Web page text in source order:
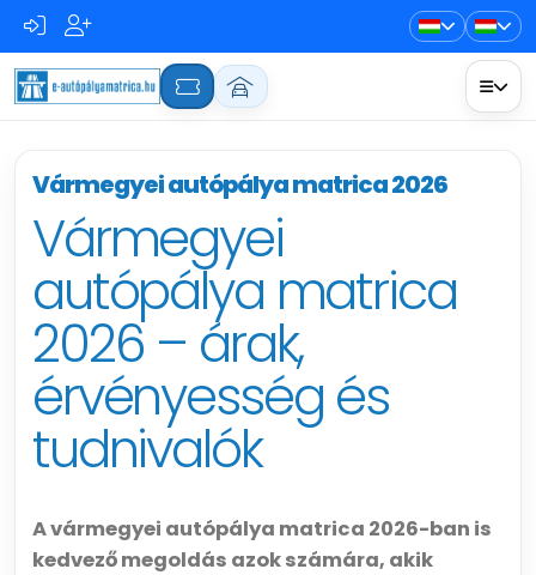
Vármegyei autópálya matrica 2026
Vármegyei
autópálya matrica
2026 – árak,
érvényesség és
tudnivalók
A vármegyei autópálya matrica 2026-ban is
kedvező megoldás azok számára, akik